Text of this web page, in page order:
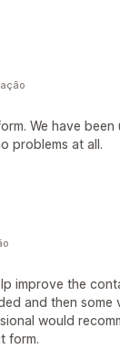
We have been
problems at all.
improve the
and then some
would
form.